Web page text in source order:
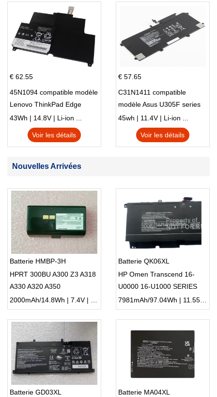
€ 62.55
45N1094 compatible modèle
Lenovo ThinkPad Edge
S230u Twist
43Wh | 14.8V | Li-ion ...
Voir les détails
€ 57.65
C31N1411 compatible
modèle Asus U305F series
45wh | 11.4V | Li-ion ...
Voir les détails
Nouvelles Arrivées
Batterie HMBP-3H
HPRT 300BU A300 Z3 A318
A330 A320 A350
2000mAh/14.8Wh | 7.4V | Li-ion ...
Batterie QK06XL
HP Omen Transcend 16-
U0000 16-U1000 SERIES
7981mAh/97.04Wh | 11.55V | Li-ion ...
Batterie GD03XL
Batterie MA04XL